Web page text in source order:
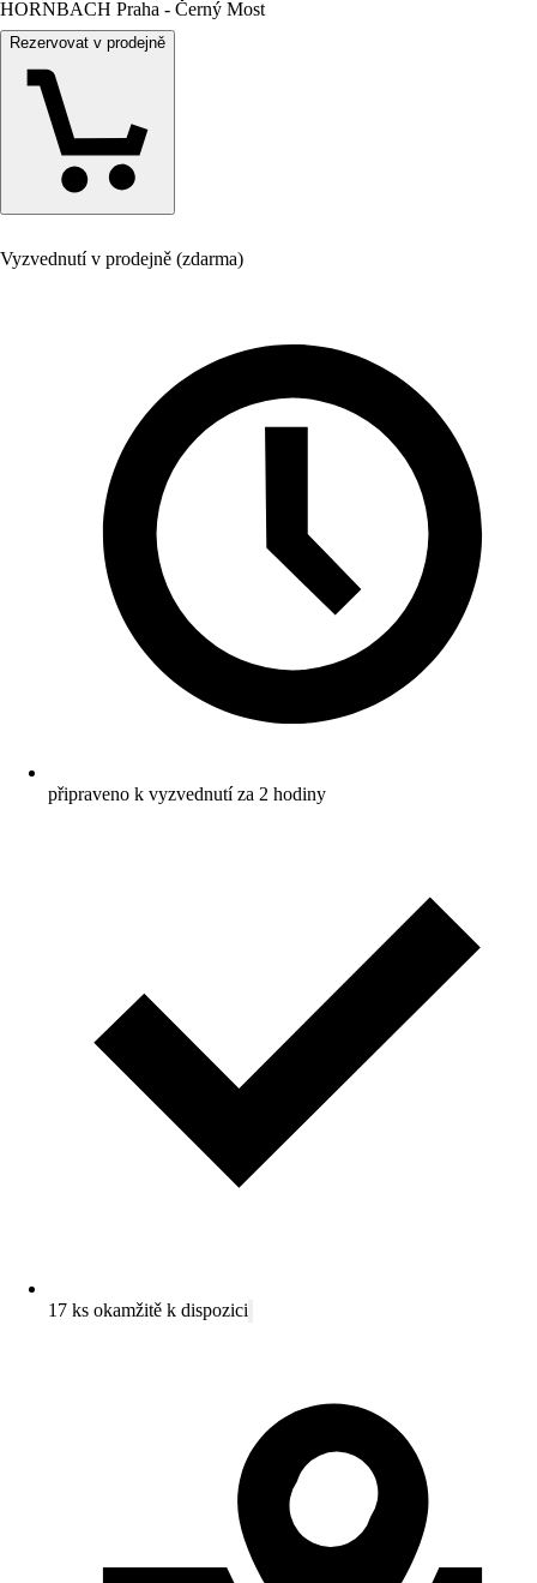
HORNBACH Praha - Černý Most
Rezervovat v prodejně
Vyzvednutí v prodejně (zdarma)
připraveno k vyzvednutí za 2 hodiny
17 ks okamžitě k dispozici